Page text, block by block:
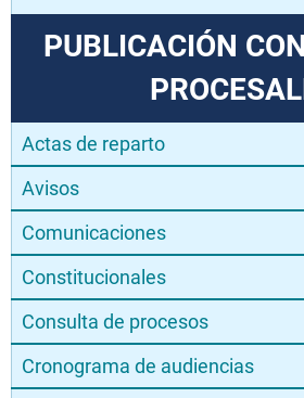
PUBLICACIÓN
Actas de reparto
Avisos
Comunicaciones
Constitucionales
Consulta de procesos
Cronograma de audiencias